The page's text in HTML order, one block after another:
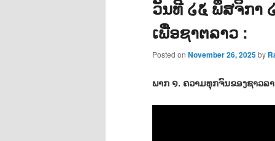
ວັນທີ ໒໕ ພຶສຈິກາ
ເພື່ອຊາຕລາວ :
Posted on November 26, 2025by
ພາກ ໑. ຄວາມທຸກຈົນຂອງຊາວລ